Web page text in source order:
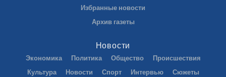
Избранные новости
Архив газеты
Новости
Экономика Политика Общество
Происшествия
Культура
Новости Спорт Интервью
Сюжеты